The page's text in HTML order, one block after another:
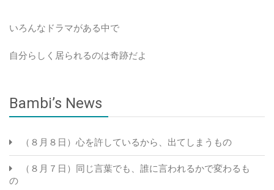
いろんなドラマがある中で
自分らしく居られるのは奇跡だよ
Bambi’s News
（８月８日）心を許しているから、出てしまうもの
（８月７日）同じ言葉でも、誰に言われるかで変わるも
の